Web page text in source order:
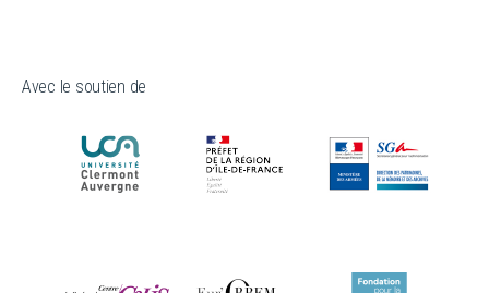
Avec le soutien de